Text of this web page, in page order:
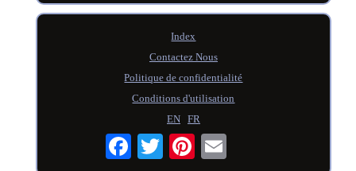
Index
Contactez Nous
Politique de confidentialité
Conditions d'utilisation
EN
FR